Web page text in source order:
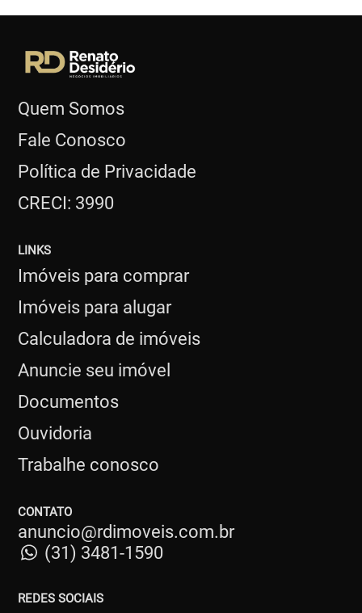
Quem Somos
Fale Conosco
Política de Privacidade
CRECI: 3990
LINKS
Imóveis para comprar
Imóveis para alugar
Calculadora de imóveis
Anuncie seu imóvel
Documentos
Ouvidoria
Trabalhe conosco
CONTATO
anuncio@rdimoveis.com.br
(31) 3481-1590
REDES SOCIAIS